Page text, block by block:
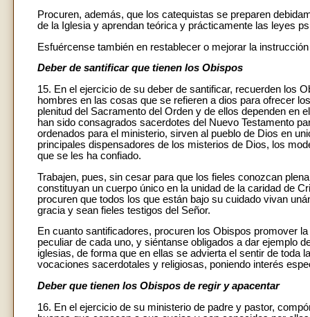
Procuren, además, que los catequistas se preparen
de la Iglesia y aprendan teórica y prácticamente las leyes
Esfuércense también en restablecer o mejorar la
Deber de santificar que tienen los Obispos
15. En el ejercicio de su deber de santificar, recuerden los
hombres en las cosas que se refieren a dios para ofrecer
plenitud del Sacramento del Orden y de ellos dependen en
han sido consagrados sacerdotes del Nuevo Testamento
ordenados para el ministerio, sirven al pueblo de Dios en
principales dispensadores de los misterios de Dios, los
que se les ha confiado.
Trabajen, pues, sin cesar para que los fieles conozcan
constituyan un cuerpo único en la unidad de la caridad de
procuren que todos los que están bajo su cuidado vivan
gracia y sean fieles testigos del Señor.
En cuanto santificadores, procuren los Obispos promover
peculiar de cada uno, y siéntanse obligados a dar ejemplo
iglesias, de forma que en ellas se advierta el sentir de toda
vocaciones sacerdotales y religiosas, poniendo interés
Deber que tienen los Obispos de regir y apacentar
16. En el ejercicio de su ministerio de padre y pastor,